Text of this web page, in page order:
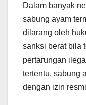
Dalam banyak
sabung ayam
dilarang oleh
sanksi berat bila
pertarungan
tertentu, sabung
dengan izin